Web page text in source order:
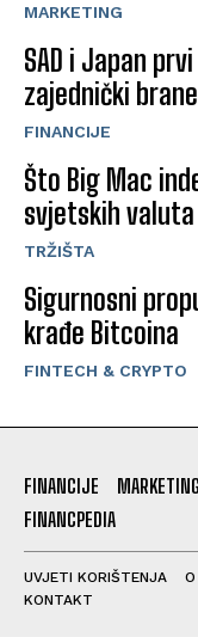
MARKETING
SAD i Japan
zajednički
FINANCIJE
Što Big Mac
svjetskih valuta
TRŽIŠTA
Sigurnosni
krađe Bitcoina
FINTECH & CRYPTO
FINANCIJE MARKETING
FINANCPEDIA
UVJETI KORIŠTENJA
KONTAKT